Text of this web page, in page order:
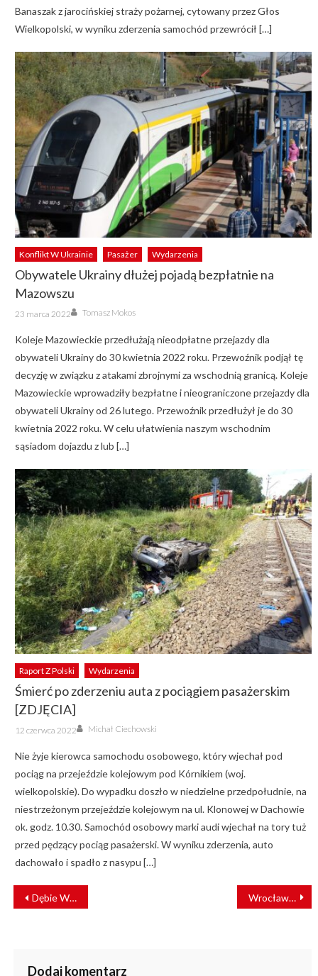
Banaszak z jarocińskiej straży pożarnej, cytowany przez Głos
Wielkopolski, w wyniku zderzenia samochód przewrócił […]
Konflikt W Ukrainie Pasażer Wydarzenia
Obywatele Ukrainy dłużej pojadą bezpłatnie na
Mazowszu
Posted
on
23 marca 2022 Author
Tomasz Mokos
Koleje Mazowieckie przedłużają nieodpłatne przejazdy dla
obywateli Ukrainy do 30 kwietnia 2022 roku. Przewoźnik podjął tę
decyzję w związku z atakami zbrojnymi za wschodnią granicą. Koleje
Mazowieckie wprowadziły bezpłatne i nieograniczone przejazdy dla
obywateli Ukrainy od 26 lutego. Przewoźnik przedłużył je do 30
kwietnia 2022 roku. W celu ułatwienia naszym wschodnim
sąsiadom dojazdu z lub […]
Raport Z Polski Wydarzenia
Śmierć po zderzeniu auta z pociągiem pasażerskim
[ZDJĘCIA]
Posted
on
12 czerwca 2022 Author
Michał Ciechowski
Nie żyje kierowca samochodu osobowego, który wjechał pod
pociąg na przejeździe kolejowym pod Kórnikiem (woj.
wielkopolskie). Do wypadku doszło w niedzielne przedpołudnie, na
niestrzeżonym przejeździe kolejowym na ul. Klonowej w Dachowie
ok. godz. 10.30. Samochód osobowy marki audi wjechał na tory tuż
przed pędzący pociąg pasażerski. W wyniku zderzenia, auto
dachowało i spadło z nasypu […]
NAWIGACJA
WPISU
Dębie Wielkie i Chrzęsne zyskają nowe dworce kolejowe [WIZUALIZACJE] Wrocław szykuje przetarg na budowę ostatniego odcinka TAT
Dodaj komentarz